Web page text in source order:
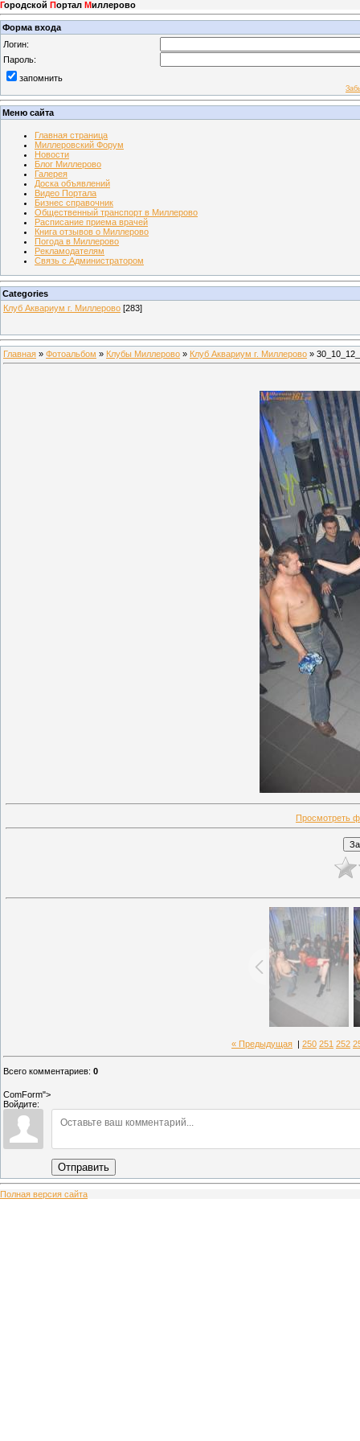
Городской Портал Миллерово
Форма входа
Логин:
Пароль:
запомнить
Меню сайта
Главная страница
Миллеровский Форум
Новости
Блог Миллерово
Галерея
Доска объявлений
Видео Портала
Бизнес справочник
Общественный транспорт в Миллерово
Расписание приема врачей
Книга отзывов о Миллерово
Погода в Миллерово
Рекламодателям
Связь с Администратором
Categories
Клуб Аквариум г. Миллерово [283]
Главная » Фотоальбом » Клубы Миллерово » Клуб Аквариум г. Миллерово »
Просмотреть
« Предыдущая 250 251 252
Всего комментариев: 0
ComForm">
Войдите:
Отправить
Полная версия сайта